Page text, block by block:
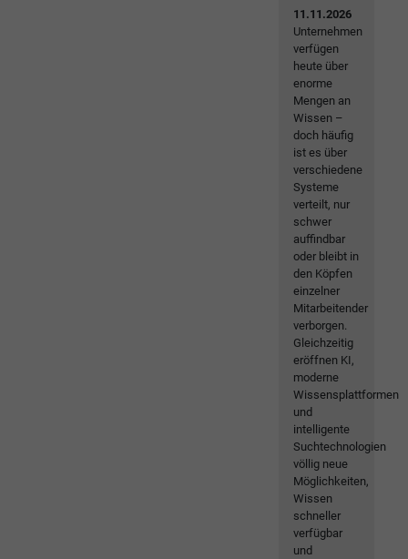
11.11.2026
Unternehmen
verfügen
heute über
enorme
Mengen an
Wissen –
doch häufig
ist es über
verschiedene
Systeme
verteilt, nur
schwer
auffindbar
oder bleibt in
den Köpfen
einzelner
Mitarbeitender
verborgen.
Gleichzeitig
eröffnen KI,
moderne
Wissensplattformen
und
intelligente
Suchtechnologien
völlig neue
Möglichkeiten,
Wissen
schneller
verfügbar
und